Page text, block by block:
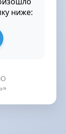
ниже: